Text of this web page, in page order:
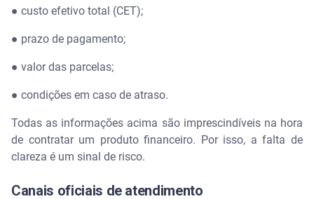
● custo efetivo total (CET);
● prazo de pagamento;
● valor das parcelas;
● condições em caso de atraso.
Todas as informações acima são imprescindíveis na hora
de contratar um produto financeiro. Por isso, a falta de
clareza é um sinal de risco.
Canais oficiais de atendimento